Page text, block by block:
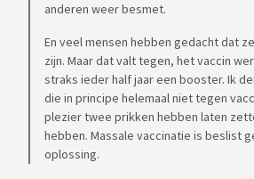
anderen weer besmet.
En veel mensen hebben gedacht dat
zijn. Maar dat valt tegen, het vaccin
straks ieder half jaar een booster. Ik
die in principe helemaal niet tegen
plezier twee prikken hebben laten
hebben. Massale vaccinatie is beslist
oplossing.